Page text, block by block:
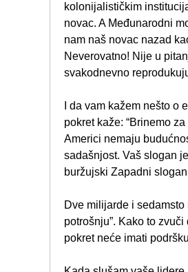
kolonijalističkim
novac. A Međunarodni
nam naš novac nazad
Neverovatno! Nije u
svakodnevno
I da vam kažem nešto o
pokret kaže: “Brinemo
Americi nemaju
sadašnjost. Vaš slogan
buržujski Zapadni
Dve milijarde i
potrošnju”. Kako to
pokret neće imati